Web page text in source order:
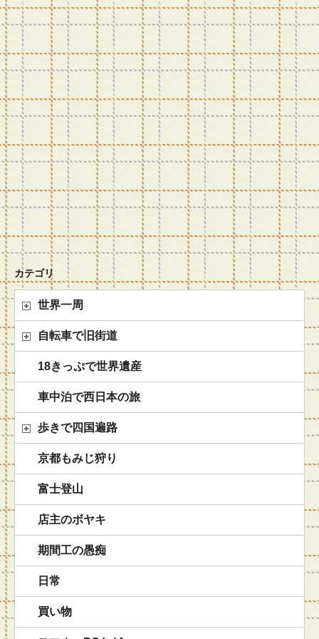
カテゴリ
世界一周
自転車で旧街道
18きっぷで世界遺産
車中泊で西日本の旅
歩きで四国遍路
京都もみじ狩り
富士登山
店主のボヤキ
期間工の愚痴
日常
買い物